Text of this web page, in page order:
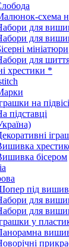
схема
для
для
мініатюри
для
хрестики *
на підвісі
підставці
бісером
під
для
для
у